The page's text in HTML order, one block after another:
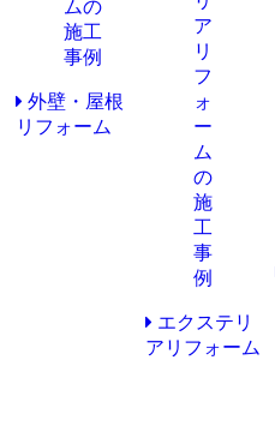
外壁・屋根
リフォーム
エクステリ
アリフォーム